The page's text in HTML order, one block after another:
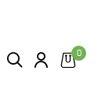
ZOEKEN LOGIN
0